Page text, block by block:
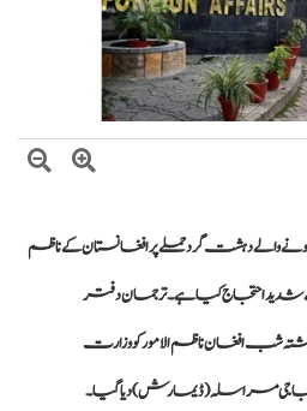
کمی کا اعلان اطلاق 7 اگست سے ہوگا
والے دہشت گرد حملے پر افغانستان کے ناظم
احتجاج کیا ہے۔ ترجمان دفتر
شب افغان ناظم الامور کو وزارت
مراسلہ (ڈیمارش) دیا گیا۔